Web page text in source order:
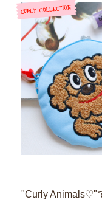
"Curly Animals♡"